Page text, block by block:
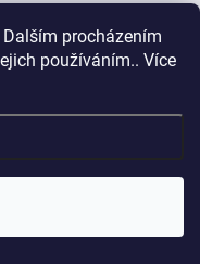
procházením
používáním.. Více